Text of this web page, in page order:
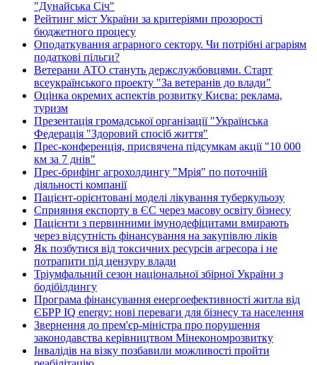
"Дунайська Січ"
Рейтинг міст України за критеріями прозорості
бюджетного процесу
Оподаткування аграрного сектору. Чи потрібні аграріям
податкові пільги?
Ветерани АТО стануть держслужбовцями. Старт
всеукраїнського проекту "За ветеранів до влади"
Оцінка окремих аспектів розвитку Києва: реклама,
туризм
Презентація громадської організації "Українська
Федерація "Здоровий спосіб життя"
Прес-конференція, присвячена підсумкам акції "10 000
км за 7 днів"
Прес-брифінг агрохолдингу "Мрія" по поточній
діяльності компанії
Пацієнт-орієнтовані моделі лікування туберкульозу
Сприяння експорту в ЄС через масову освіту бізнесу
Пацієнти з первинними імунодефіцитами вмирають
через відсутність фінансування на закупівлю ліків
Як позбутися від токсичних ресурсів агресора і не
потрапити під цензуру влади
Тріумфальний сезон національної збірної України з
бодібілдингу
Програма фінансування енергоефективності житла від
ЄБРР IQ energy: нові переваги для бізнесу та населення
Звернення до прем'єр-міністра про порушення
законодавства керівництвом Мінекономрозвитку
Інвалідів на візку позбавили можливості пройти